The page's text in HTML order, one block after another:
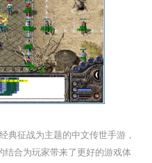
典征战为主题的中文传世手游，
合为玩家带来了更好的游戏体